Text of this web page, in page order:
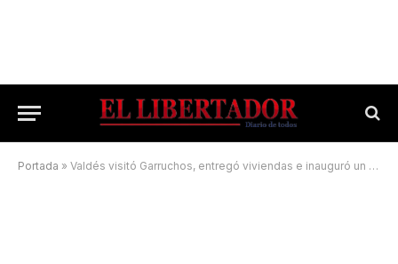
Portada » Valdés visitó Garruchos, entregó viviendas e inauguró un tanque de agua potable